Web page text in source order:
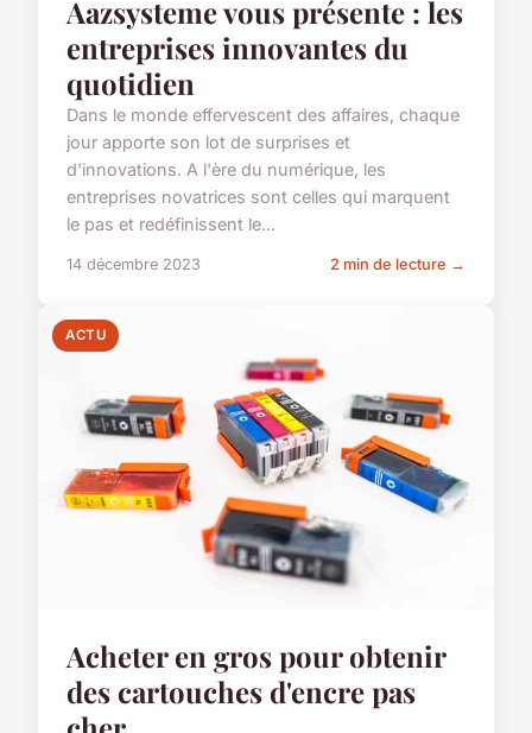
Aazsysteme vous présente : les
entreprises innovantes du
quotidien
Dans le monde effervescent des affaires, chaque
jour apporte son lot de surprises et
d'innovations. A l'ère du numérique, les
entreprises novatrices sont celles qui marquent
le pas et redéfinissent le...
14 décembre 2023 2 min de lecture →
ACTU
Acheter en gros pour obtenir
des cartouches d'encre pas